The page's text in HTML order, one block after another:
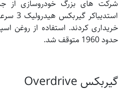
شرکت های بزرگ خودروسازی از
حدود 1960 متوقف شد.
گیربکس Overdrive